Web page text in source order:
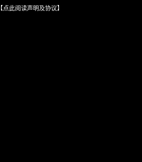
【点此阅读声明及协议】